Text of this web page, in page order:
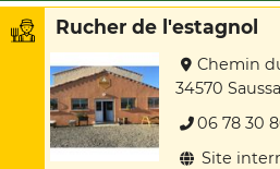
Rucher de l'estagnol
Chemin
34570
06 78 30
Site